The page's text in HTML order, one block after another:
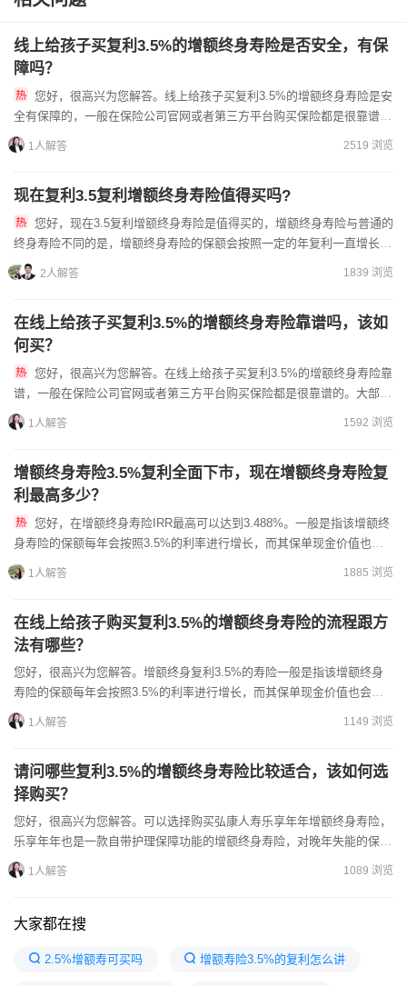
线上给孩子买复利3.5%的增额终身寿险是否安全，有保
障吗？
全有保障的，一般在保险公司官网或者第三方平台购买保险都是很靠谱
的。大部分用户在购买时会直接在官网上购买，增加了可信度。复...
1人解答 2519 浏览
现在复利3.5复利增额终身寿险值得买吗?
终身寿险不同的是，增额终身寿险的保额会按照一定的年复利一直增长下
去，保险利益确定，而普通终身寿险的保额是固定的...
2人解答 1839 浏览
在线上给孩子买复利3.5%的增额终身寿险靠谱吗，该如
何买？
谱，一般在保险公司官网或者第三方平台购买保险都是很靠谱的。大部分
用户在购买时会直接在官网上购买，增加了可信度。复利3.5...
1人解答 1592 浏览
增额终身寿险3.5%复利全面下市，现在增额终身寿险复
利最高多少？
身寿险的保额每年会按照3.5%的利率进行增长，而其保单现金价值也会
随着保额的增长而增长。增额终身寿险的复利...
1人解答 1885 浏览
在线上给孩子购买复利3.5%的增额终身寿险的流程跟方
法有哪些？
您好，很高兴为您解答。增额终身复利3.5%的寿险一般是指该增额终身
寿险的保额每年会按照3.5%的利率进行增长，而其保单现金价值也会随
着保额的增长而增长。增额终身寿险的复利利率一般在3....
1人解答 1149 浏览
请问哪些复利3.5%的增额终身寿险比较适合，该如何选
择购买？
您好，很高兴为您解答。可以选择购买弘康人寿乐享年年增额终身寿险，
乐享年年也是一款自带护理保障功能的增额终身寿险，对晚年失能的保障
较为全面。该产品的收益表现也不错，例如，一个30岁男性投...
1人解答 1089 浏览
大家都在搜
2.5%增额寿可买吗 增额寿险3.5%的复利怎么讲